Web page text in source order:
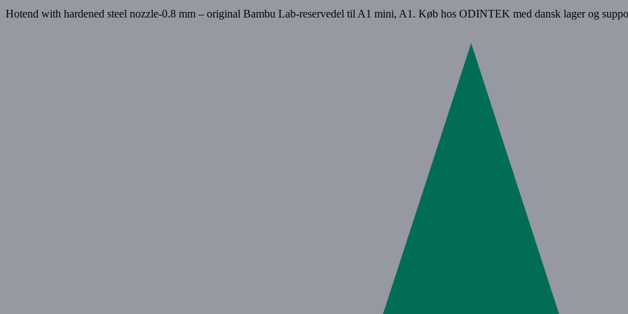
Hotend with hardened steel nozzle-0.8 mm – original Bambu Lab-reservedel til A1 mini, A1. Køb hos ODINTEK med dansk lager og